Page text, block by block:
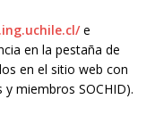
e
en la pestaña de
en el sitio web con
miembros SOCHID).